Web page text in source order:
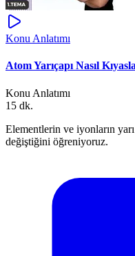
Konu Anlatımı
Atom Yarıçapı Nasıl
Konu Anlatımı
15 dk.
Elementlerin ve iyonların
değiştiğini öğreniyoruz.